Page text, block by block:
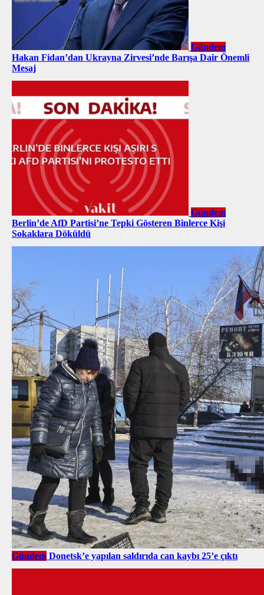
Gündem
Hakan Fidan’dan Ukrayna Zirvesi’nde Barışa Dair Önemli
Mesaj
Gündem
Berlin’de AfD Partisi’ne Tepki Gösteren Binlerce Kişi
Sokaklara Döküldü
Gündem Donetsk’e yapılan saldırıda can kaybı 25’e çıktı